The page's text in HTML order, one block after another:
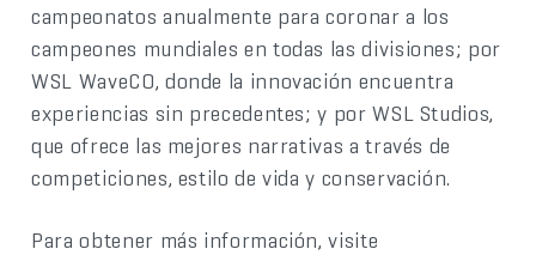
campeonatos anualmente para coronar a los
campeones mundiales en todas las divisiones; por
WSL WaveCO, donde la innovación encuentra
experiencias sin precedentes; y por WSL Studios,
que ofrece las mejores narrativas a través de
competiciones, estilo de vida y conservación.
Para obtener más información, visite